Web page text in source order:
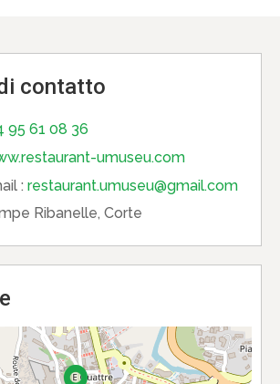
contatto
95 61 08 36
umuseu.com
: restaurant.umuseu@gmail.com
Ribanelle, Corte